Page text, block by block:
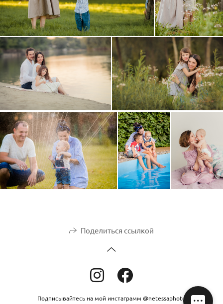
Поделиться ссылкой
Подписывайтесь на мой инстаграмм @netessaphoto